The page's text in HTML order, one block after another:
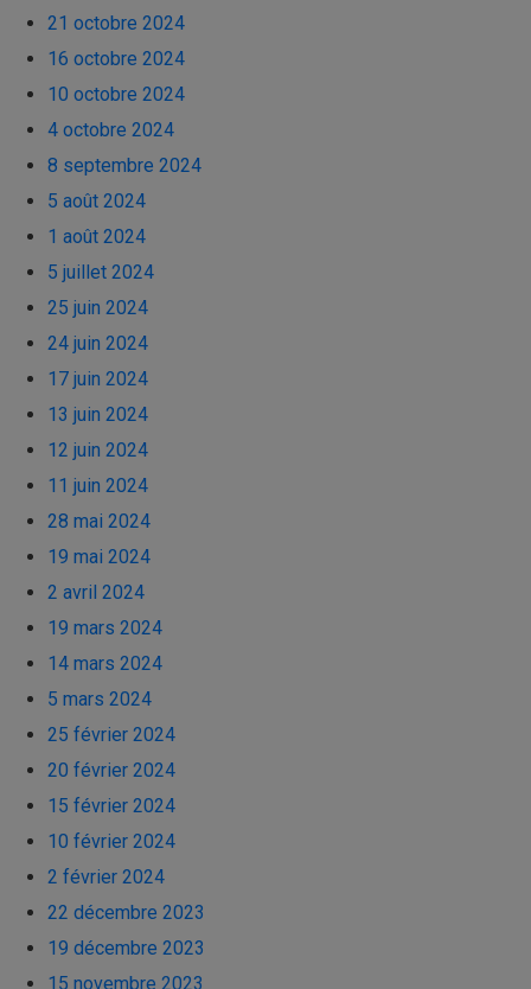
21 octobre 2024
16 octobre 2024
10 octobre 2024
4 octobre 2024
8 septembre 2024
5 août 2024
1 août 2024
5 juillet 2024
25 juin 2024
24 juin 2024
17 juin 2024
13 juin 2024
12 juin 2024
11 juin 2024
28 mai 2024
19 mai 2024
2 avril 2024
19 mars 2024
14 mars 2024
5 mars 2024
25 février 2024
20 février 2024
15 février 2024
10 février 2024
2 février 2024
22 décembre 2023
19 décembre 2023
15 novembre 2023